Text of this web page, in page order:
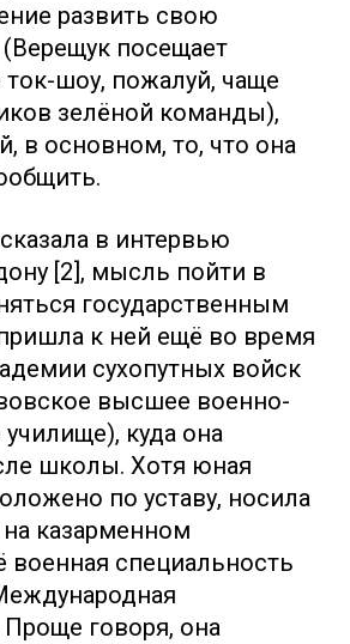
развить свою
посещает
ток-шоу, пожалуй, чаще
зелёной команды),
в основном, то, что она
в интервью
[2], мысль пойти в
государственным
к ней ещё во время
сухопутных войск
высшее военно-
куда она
школы. Хотя юная
по уставу, носила
казарменном
военная специальность
говоря, она